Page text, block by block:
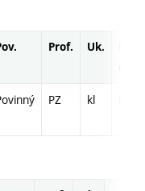
Prof. Uk.
PZ kl